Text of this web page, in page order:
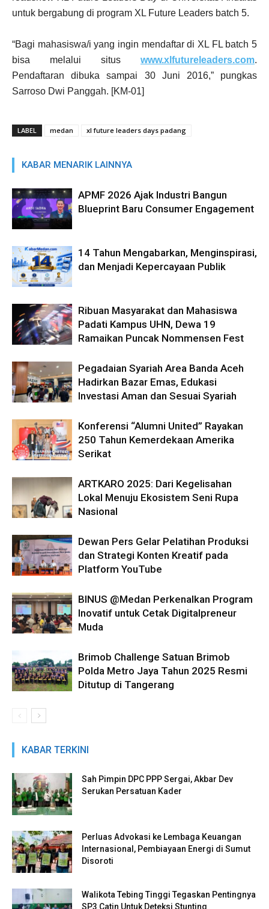
untuk bergabung di program XL Future Leaders batch 5.
“Bagi mahasiswa/i yang ingin mendaftar di XL FL batch 5
bisa melalui situs www.xlfutureleaders.com.
Pendaftaran dibuka sampai 30 Juni 2016,” pungkas
Sarroso Dwi Panggah. [KM-01]
LABEL medan xl future leaders days padang
KABAR MENARIK LAINNYA
APMF 2026 Ajak Industri Bangun
Blueprint Baru Consumer Engagement
14 Tahun Mengabarkan, Menginspirasi,
dan Menjadi Kepercayaan Publik
Ribuan Masyarakat dan Mahasiswa
Padati Kampus UHN, Dewa 19
Ramaikan Puncak Nommensen Fest
Pegadaian Syariah Area Banda Aceh
Hadirkan Bazar Emas, Edukasi
Investasi Aman dan Sesuai Syariah
Konferensi “Alumni United” Rayakan
250 Tahun Kemerdekaan Amerika
Serikat
ARTKARO 2025: Dari Kegelisahan
Lokal Menuju Ekosistem Seni Rupa
Nasional
Dewan Pers Gelar Pelatihan Produksi
dan Strategi Konten Kreatif pada
Platform YouTube
BINUS @Medan Perkenalkan Program
Inovatif untuk Cetak Digitalpreneur
Muda
Brimob Challenge Satuan Brimob
Polda Metro Jaya Tahun 2025 Resmi
Ditutup di Tangerang
KABAR TERKINI
Sah Pimpin DPC PPP Sergai, Akbar Dev
Serukan Persatuan Kader
Perluas Advokasi ke Lembaga Keuangan
Internasional, Pembiayaan Energi di Sumut
Disoroti
Walikota Tebing Tinggi Tegaskan Pentingnya
SP3 Catin Untuk Deteksi Stunting